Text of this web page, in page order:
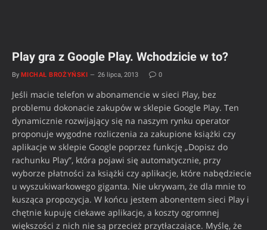
Play gra z Google Play. Wchodzicie w to?
By MICHAŁ BROŻYŃSKI 26 lipca, 2013 0
Jeśli macie telefon w abonamencie w sieci Play, bez
problemu dokonacie zakupów w sklepie Google Play. Ten
dynamicznie rozwijający się na naszym rynku operator
proponuje wygodne rozliczenia za zakupione książki czy
aplikacje w sklepie Google poprzez funkcję „Dopisz do
rachunku Play”, która pojawi się automatycznie, przy
wyborze płatności za książki czy aplikacje, które nabędziecie
u wyszukiwarkowego giganta. Nie ukrywam, że dla mnie to
kusząca propozycja. W końcu jestem abonentem sieci Play i
chętnie kupuję ciekawe aplikacje, a koszty ogromnej
większości z nich nie są przecież przytłaczające. Myślę, że